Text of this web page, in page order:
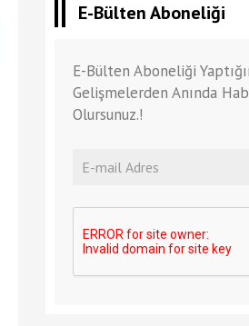
E-Bülten Aboneliği
E-Bülten Aboneliği
Gelişmelerden Anında
Olursunuz.!